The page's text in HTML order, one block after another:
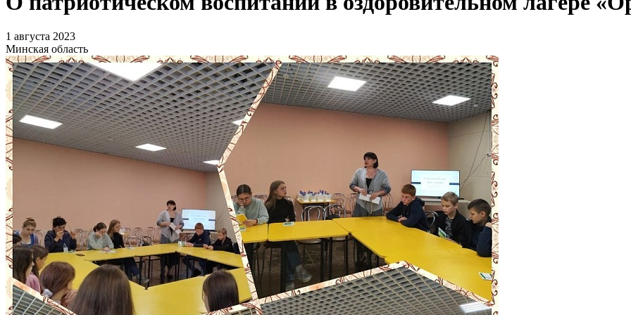
1 августа 2023
Минская область